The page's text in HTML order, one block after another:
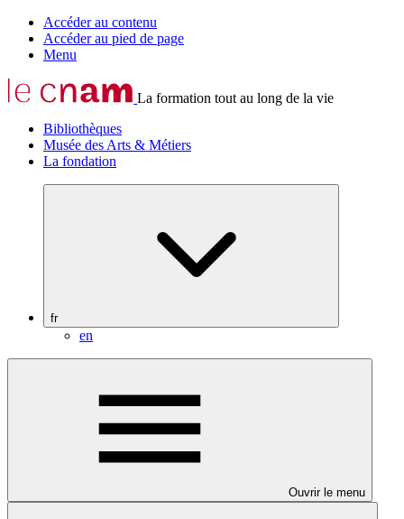
Accéder au contenu
Accéder au pied de page
Menu
La formation tout au long de la vie
Bibliothèques
Musée des Arts & Métiers
La fondation
fr
en
Ouvrir le menu